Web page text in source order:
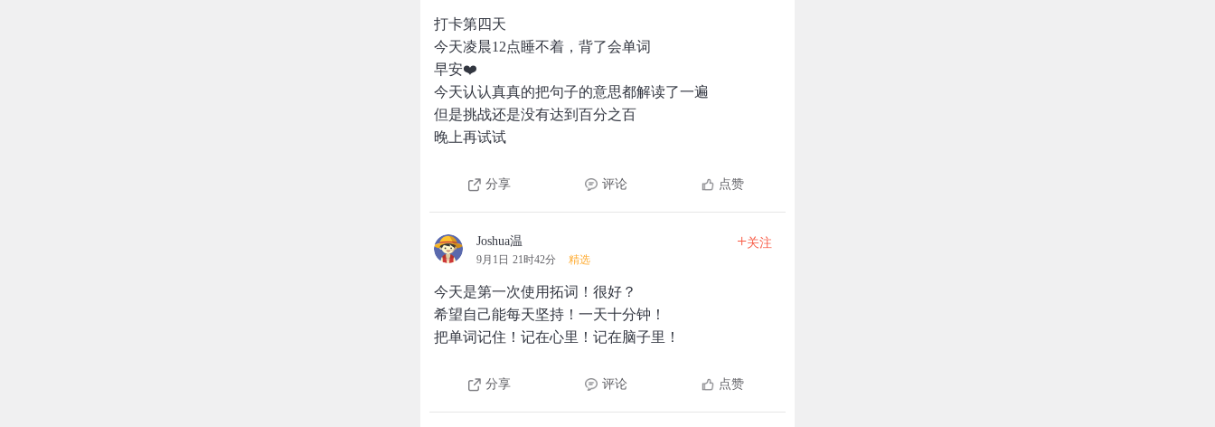
打卡第四天
今天凌晨12点睡不着，背了会单词
早安❤️
今天认认真真的把句子的意思都解读了一遍
但是挑战还是没有达到百分之百
晚上再试试
分享 评论 点赞
Joshua温
9月1日 21时42分 精选
+关注
今天是第一次使用拓词！很好？
希望自己能每天坚持！一天十分钟！
把单词记住！记在心里！记在脑子里！
分享 评论 点赞